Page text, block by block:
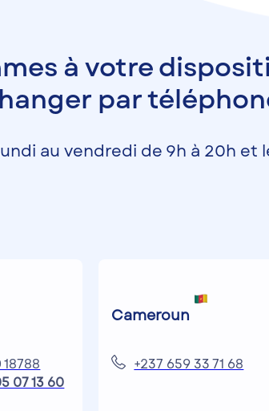
à votre
par
au vendredi de 9h à 20h et
07 13 60
Cameroun
+237 659 33 71 68